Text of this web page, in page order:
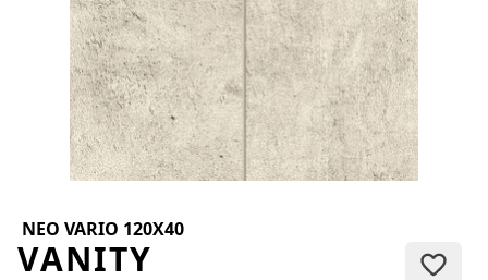
KONTAKT
Sie haben Fragen oder wünschen
eine persönliche Beratung?
Unser Team ist für Sie da –
schnell, freundlich und
kompetent. Schreiben Sie uns,
unser Kontaktformular.
NEO VARIO 120X40
VANITY